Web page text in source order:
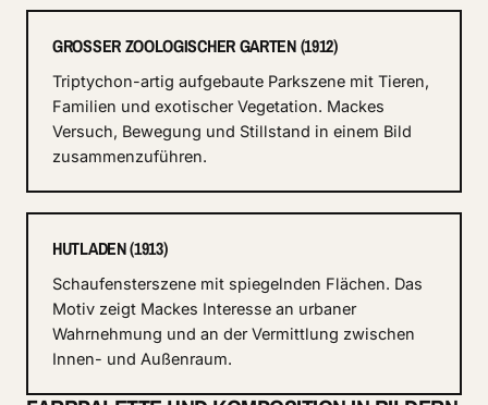
GROSSER ZOOLOGISCHER GARTEN (1912)
Triptychon-artig aufgebaute Parkszene mit Tieren,
Familien und exotischer Vegetation. Mackes
Versuch, Bewegung und Stillstand in einem Bild
zusammenzuführen.
HUTLADEN (1913)
Schaufensterszene mit spiegelnden Flächen. Das
Motiv zeigt Mackes Interesse an urbaner
Wahrnehmung und an der Vermittlung zwischen
Innen- und Außenraum.